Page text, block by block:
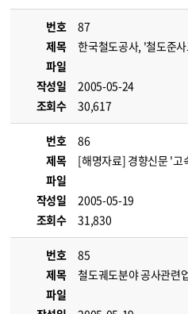
번호
87
제목
한국철도공사, '철도준
파일
작성일
2005-05-24
조회수
30,617
번호
86
제목
[해명자료] 경향신문 '고
파일
작성일
2005-05-19
조회수
31,830
번호
85
제목
철도궤도분야 공사관련
파일